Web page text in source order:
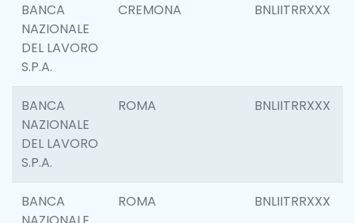
BANCA
NAZIONALE
DEL LAVORO
S.P.A.
CREMONA BNLIITRRXXX
BANCA
NAZIONALE
DEL LAVORO
S.P.A.
ROMA BNLIITRRXXX
BANCA
ROMA BNLIITRRXXX